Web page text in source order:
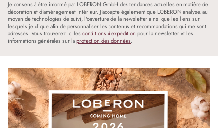
Je consens à être informé par LOBERON GmbH des tendances actuelles en matière de
décoration et d'aménagement intérieur. J'accepte également que LOBERON analyse, au
moyen de technologies de suivi, l'ouverture de la newsletter ainsi que les liens sur
lesquels je clique afin de personnaliser les contenus et recommandations qui me sont
adressés. Vous trouverez ici les conditions d'expédition pour la newsletter et les
informations générales sur laprotection des données.